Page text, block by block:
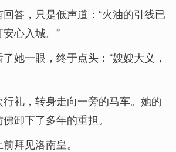
答，只是低声道：“火油的引线已
心入城。”
她一眼，终于点头：“嫂嫂大义，
礼，转身走向一旁的马车。她的
卸下了多年的重担。
拜见洛南皇。